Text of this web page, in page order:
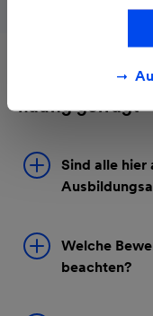
Das werden
häufig gefragt
Sind alle hier
Welche
beachten?